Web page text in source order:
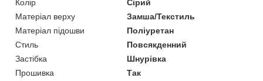
Колір
Сірий
Матеріал верху
Замша/Текстиль
Матеріал підошви
Поліуретан
Стиль
Повсякденний
Застібка
Шнурівка
Прошивка
Так